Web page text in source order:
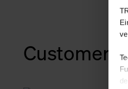
Customers